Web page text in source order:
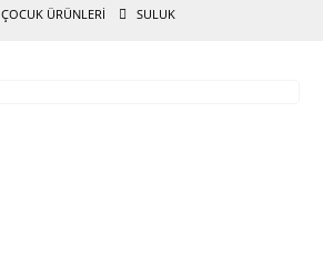
ÇOCUK ÜRÜNLERI SULUK